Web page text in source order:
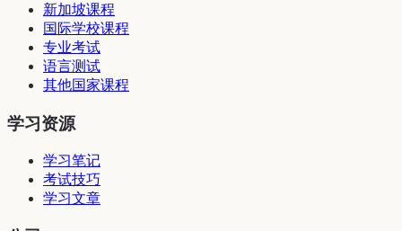
新加坡课程
国际学校课程
专业考试
语言测试
其他国家课程
学习资源
学习笔记
考试技巧
学习文章